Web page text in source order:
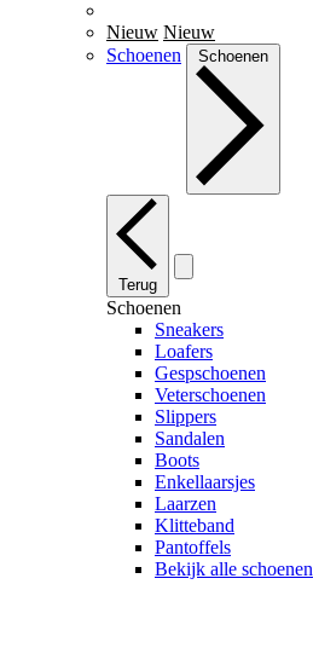
Nieuw Nieuw
Schoenen
Schoenen
Terug
Schoenen
Sneakers
Loafers
Gespschoenen
Veterschoenen
Slippers
Sandalen
Boots
Enkellaarsjes
Laarzen
Klitteband
Pantoffels
Bekijk alle schoenen